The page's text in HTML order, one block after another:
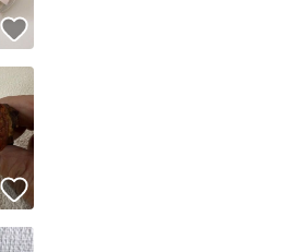
フリマの取引を完了させた実績があります
リマサービスでの取引実績があります
す
ージへ
セル
いいね！